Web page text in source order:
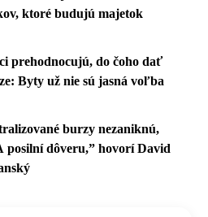
ktoré budujú majetok
prehodnocujú, do čoho dať
Byty už nie sú jasná voľba
burzy nezaniknú,
posilní dôveru,” hovorí David